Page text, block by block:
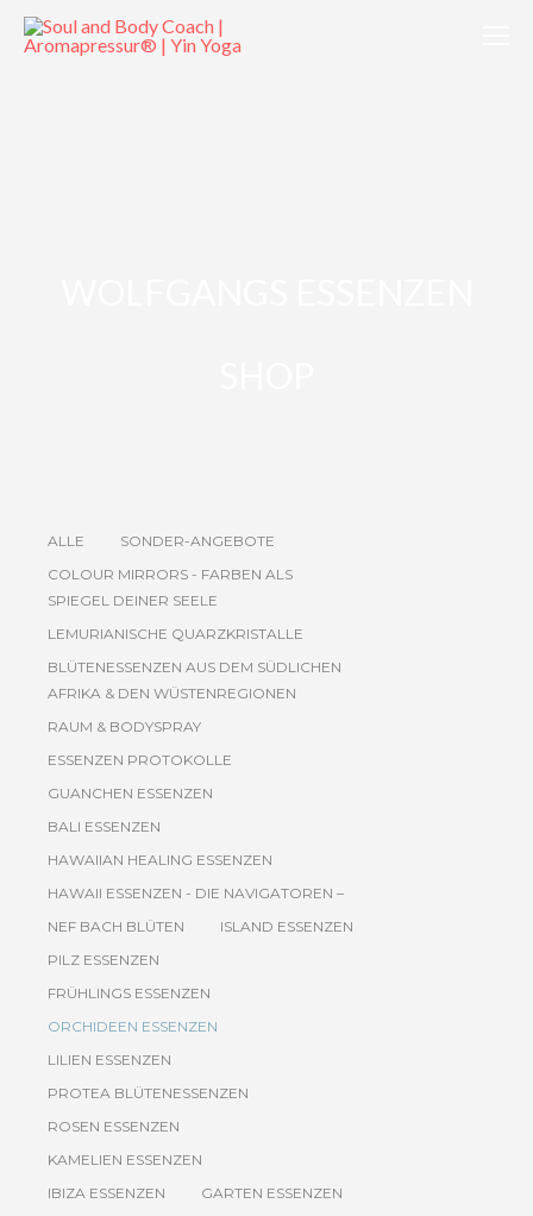
ALLE
SONDER-ANGEBOTE
COLOUR MIRRORS - FARBEN ALS
SPIEGEL DEINER SEELE
LEMURIANISCHE QUARZKRISTALLE
BLÜTENESSENZEN AUS DEM SÜDLICHEN
AFRIKA & DEN WÜSTENREGIONEN
RAUM & BODYSPRAY
ESSENZEN PROTOKOLLE
GUANCHEN ESSENZEN
BALI ESSENZEN
HAWAIIAN HEALING ESSENZEN
HAWAII ESSENZEN - DIE NAVIGATOREN –
NEF BACH BLÜTEN
ISLAND ESSENZEN
PILZ ESSENZEN
FRÜHLINGS ESSENZEN
ORCHIDEEN ESSENZEN
LILIEN ESSENZEN
PROTEA BLÜTENESSENZEN
ROSEN ESSENZEN
KAMELIEN ESSENZEN
IBIZA ESSENZEN
GARTEN ESSENZEN